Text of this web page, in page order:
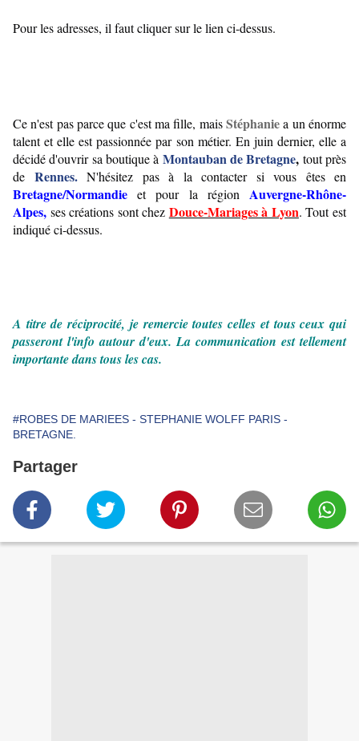
Pour les adresses, il faut cliquer sur le lien ci-dessus.
Ce n'est pas parce que c'est ma fille, mais Stéphanie a un énorme
talent et elle est passionnée par son métier. En juin dernier, elle a
décidé d'ouvrir sa boutique à Montauban de Bretagne, tout près
de Rennes.
Bretagne/Normandie et pour la région Auvergne-Rhône-
Alpes, ses créations sont chez Douce-Mariages à Lyon. Tout est
indiqué ci-dessus.
A titre de réciprocité, je remercie toutes celles et tous ceux qui
passeront l'info autour d'eux. La communication est tellement
importante dans tous les cas.
#ROBES DE MARIEES - STEPHANIE WOLFF PARIS -
BRETAGNE.
Partager